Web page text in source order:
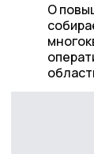
О